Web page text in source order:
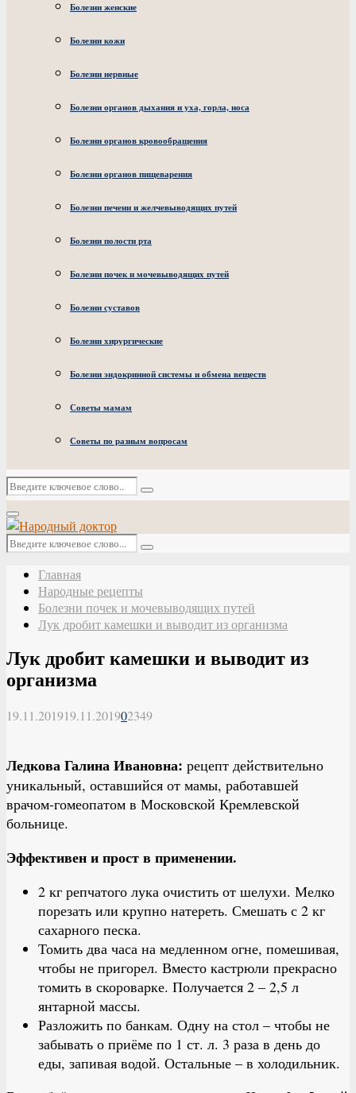
Болезни женские
Болезни кожи
Болезни нервные
Болезни органов дыхания и уха, горла, носа
Болезни органов кровообращения
Болезни органов пищеварения
Болезни печени и желчевыводящих путей
Болезни полости рта
Болезни почек и мочевыводящих путей
Болезни суставов
Болезни хирургические
Болезни эндокринной системы и обмена веществ
Советы мамам
Советы по разным вопросам
Искать:
Поиск
Основное
меню
Искать:
Поиск
Главная
Народные рецепты
Болезни почек и мочевыводящих путей
Лук дробит камешки и выводит из организма
Лук дробит камешки и выводит из
организма
19.11.201919.11.201902349
Ледкова Галина Ивановна: рецепт действительно
уникальный, оставшийся от мамы, работавшей
врачом-гомеопатом в Московской Кремлевской
больнице.
Эффективен и прост в применении.
2 кг репчатого лука очистить от шелухи. Мелко
порезать или крупно натереть. Смешать с 2 кг
сахарного песка.
Томить два часа на медленном огне, помешивая,
чтобы не пригорел. Вместо кастрюли прекрасно
томить в скороварке. Получается 2 – 2,5 л
янтарной массы.
Разложить по банкам. Одну на стол – чтобы не
забывать о приёме по 1 ст. л. 3 раза в день до
еды, запивая водой. Остальные – в холодильник.